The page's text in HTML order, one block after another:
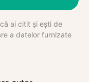
ai citit și ești de
a datelor furnizate